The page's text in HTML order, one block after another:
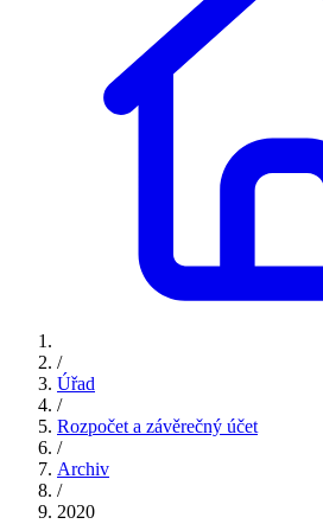
/
Úřad
/
Rozpočet a závěrečný účet
/
Archiv
/
2020